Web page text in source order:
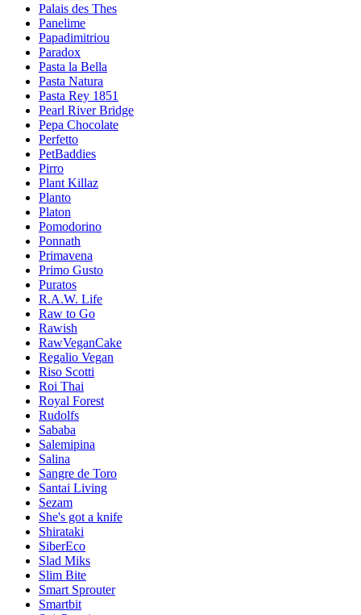
Palais des Thes
Panelime
Papadimitriou
Paradox
Pasta la Bella
Pasta Natura
Pasta Rey 1851
Pearl River Bridge
Pepa Chocolate
Perfetto
PetBaddies
Pirro
Plant Killaz
Planto
Platon
Pomodorino
Ponnath
Primavena
Primo Gusto
Puratos
R.A.W. Life
Raw to Go
Rawish
RawVeganCake
Regalio Vegan
Riso Scotti
Roi Thai
Royal Forest
Rudolfs
Sababa
Salemipina
Salina
Sangre de Toro
Santai Living
Sezam
She's got a knife
Shirataki
SiberEco
Slad Miks
Slim Bite
Smart Sprouter
Smartbit